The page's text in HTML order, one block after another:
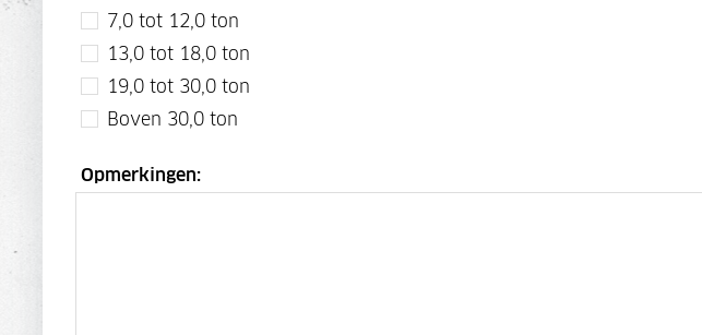
7,0 tot 12,0 ton
13,0 tot 18,0 ton
19,0 tot 30,0 ton
Boven 30,0 ton
Opmerkingen: